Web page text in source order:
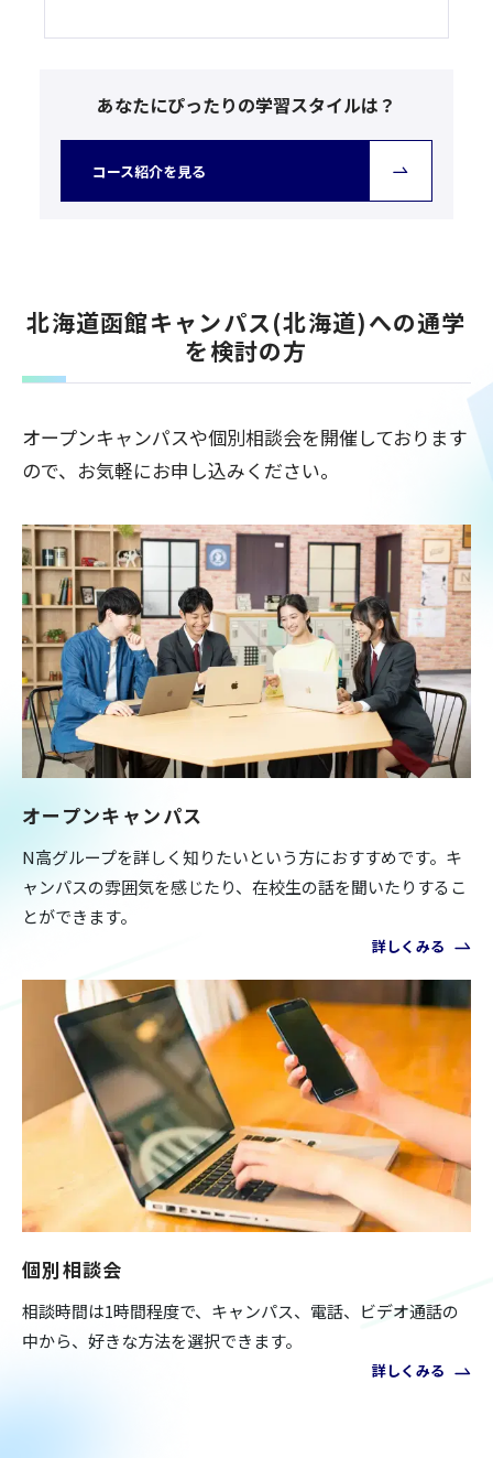
あなたにぴったりの学習スタイルは？
コース紹介を見る
北海道函館キャンパス(北海道)への通学
を検討の方
オープンキャンパスや個別相談会を開催しております
ので、お気軽にお申し込みください。
オープンキャンパス
N高グループを詳しく知りたいという方におすすめです。キ
ャンパスの雰囲気を感じたり、在校生の話を聞いたりするこ
とができます。
詳しくみる
個別相談会
相談時間は1時間程度で、キャンパス、電話、ビデオ通話の
中から、好きな方法を選択できます。
詳しくみる